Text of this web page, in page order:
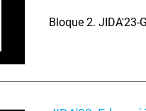
Bloque 2. JIDA'23-